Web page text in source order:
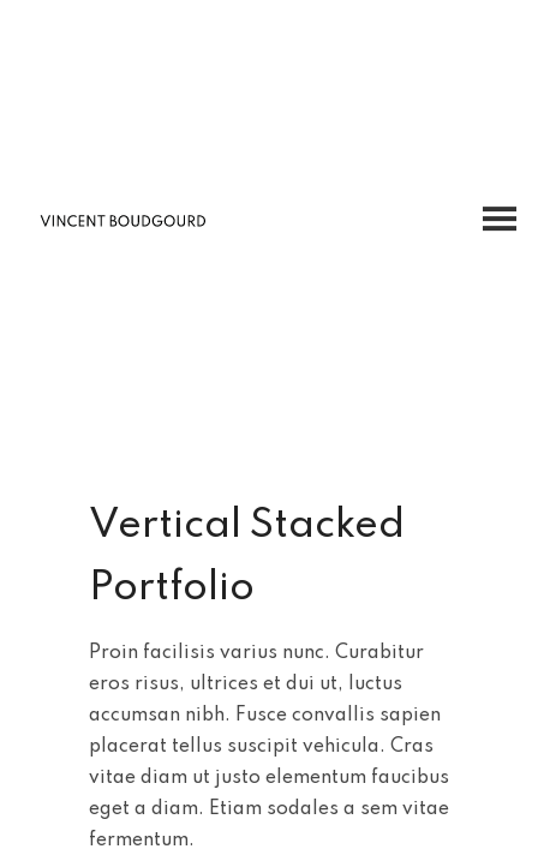
Vertical Stacked
Portfolio
Proin facilisis varius nunc. Curabitur
eros risus, ultrices et dui ut, luctus
accumsan nibh. Fusce convallis sapien
placerat tellus suscipit vehicula. Cras
vitae diam ut justo elementum faucibus
eget a diam. Etiam sodales a sem vitae
fermentum.